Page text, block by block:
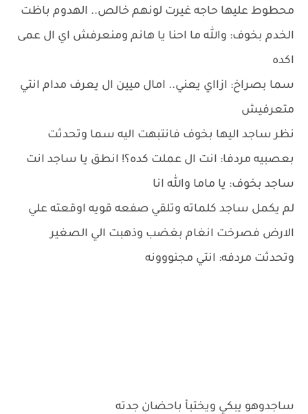
محطوط عليها حاجه غيرت لونهم خالص.. الهدوم باظت
الخدم بخوف: والله ما احنا يا هانم ومنعرفش اي ال عمى
اكده
سما بصراخ: ازااي يعني.. امال ميين ال يعرف مدام انتي
متعرفيش
نظر ساجد اليها بخوف فانتبهت اليه سما وتحدثت
بعصبيه مردفا: انت ال عملت كده؟! انطق يا ساجد انت
ساجد بخوف: يا ماما والله انا
لم يكمل ساجد كلماته وتلقي صفعه قويه اوقعته علي
الارض فصرخت انغام بغضب وذهبت الي الصغير
وتحدثت مردفه: انتي مجنووونه
ساجدوهو يبكي ويختبأ باحضان جدته